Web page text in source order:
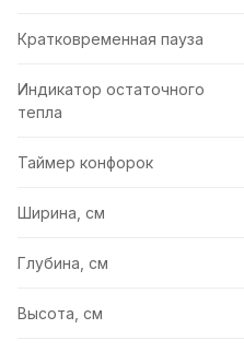
Кратковременная пауза
Индикатор остаточного
тепла
Таймер конфорок
Ширина, см
Глубина, см
Высота, см